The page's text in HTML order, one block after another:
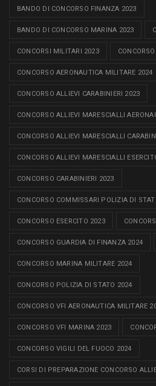
BANDO DI CONCORSO FINANZA 2023
BANDO DI CONCORSO MARINA 2023
CONCORSI MILITARI 2023
CONCORSO AERONAUTICA MILITARE 2024
CONCORSO ALLIEVI CARABINIERI 2023
CONCORSO ALLIEVI MARESCIALLI
CONCORSO ALLIEVI MARESCIALLI
CONCORSO ALLIEVI MARESCIALLI
CONCORSO CARABINIERI 2023
CONCORSO COMMISSARI POLIZIA DI
CONCORSO ESERCITO 2023
CONCORSO GUARDIA DI FINANZA 2024
CONCORSO MARINA MILITARE 2024
CONCORSO POLIZIA DI STATO 2024
CONCORSO VFI AERONAUTICA MILITARE
CONCORSO VFI MARINA 2023
CONCORSO VIGILI DEL FUOCO 2024
CORSI DI PREPARAZIONE CONCORSO